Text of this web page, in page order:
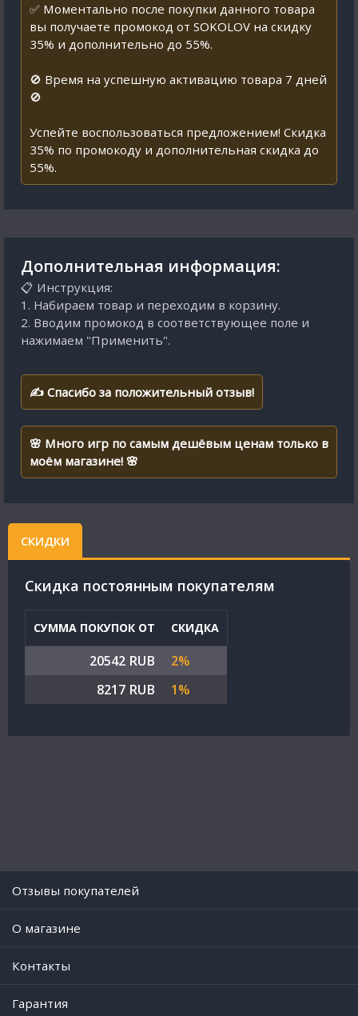
✅ Моментально после покупки данного товара
вы получаете промокод от SOKOLOV на скидку
35% и дополнительно до 55%.
🚫 Время на успешную активацию товара 7 дней
🚫
Успейте воспользоваться предложением! Скидка
35% по промокоду и дополнительная скидка до
55%.
Дополнительная информация:
📋 Инструкция:
1. Набираем товар и переходим в корзину.
2. Вводим промокод в соответствующее поле и
нажимаем "Применить".
✍ Спасибо за положительный отзыв!
🌸 Много игр по самым дешёвым ценам только в
моём магазине! 🌸
СКИДКИ
Cкидка постоянным покупателям
СУММА ПОКУПОК ОТ СКИДКА
20542 RUB
2%
8217 RUB
1%
Отзывы покупателей
O магазине
Контакты
Гарантия